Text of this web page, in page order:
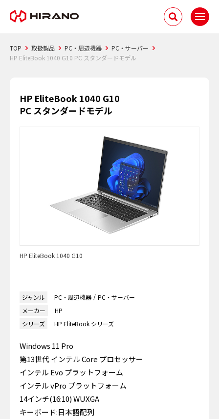
TOP 取扱製品 PC・周辺機器
PC・サーバー
HP EliteBook 1040 G10 PC スタンダードモデル
HP EliteBook 1040 G10
PC スタンダードモデル
HP EliteBook 1040 G10
ジャンル PC・周辺機器
PC・サーバー
メーカー
HP
シリーズ
HP EliteBook シリーズ
Windows 11 Pro
第13世代 インテル Core プロセッサー
インテル Evo プラットフォーム
インテル vPro プラットフォーム
14インチ(16:10) WUXGA
キーボード:日本語配列